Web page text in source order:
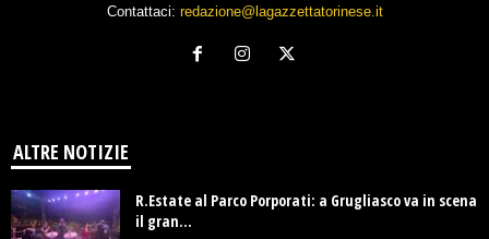
Contattaci: redazione@lagazzettatorinese.it
ALTRE NOTIZIE
R.Estate al Parco Porporati: a Grugliasco va in scena
il gran...